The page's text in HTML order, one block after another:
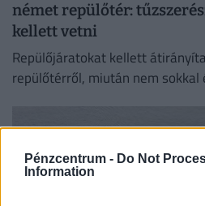
Pénzcentrum - Do Not
Information
német repülőtér:
kellett vetni
Repülőjáratokat kellett
repülőtérről, miután nem